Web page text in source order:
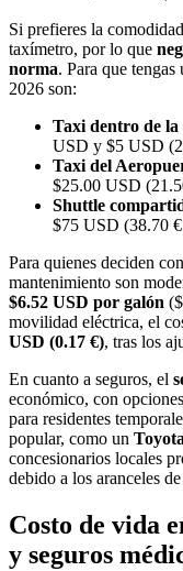
Si prefieres la
taxímetro, por lo que
norma. Para que
2026 son:
Taxi dentro de
USD y $5 USD
Taxi del
$25.00 USD
Shuttle
$75 USD (38.70
Para quienes deciden
mantenimiento son
$6.52 USD por galón
movilidad eléctrica, el
USD (0.17 €), tras los
En cuanto a seguros, el
económico, con
para residentes
popular, como un
concesionarios locales
debido a los aranceles
Costo de vida
y seguros